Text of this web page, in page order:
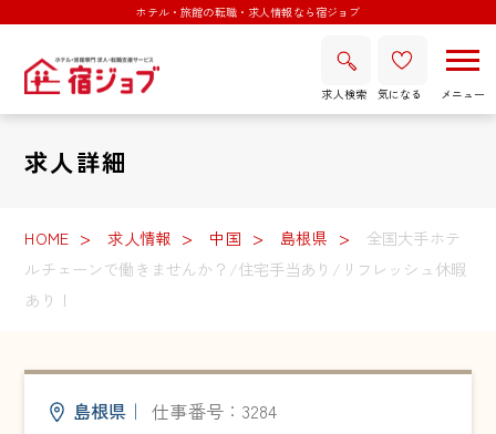
ホテル・旅館の転職・求人情報なら宿ジョブ
求人検索 気になる
求人詳細
HOME 求人情報 中国 島根県
全国大手ホテ
ルチェーンで働きませんか？/住宅手当あり/リフレッシュ休暇
あり！
島根県 ｜ 仕事番号：3284